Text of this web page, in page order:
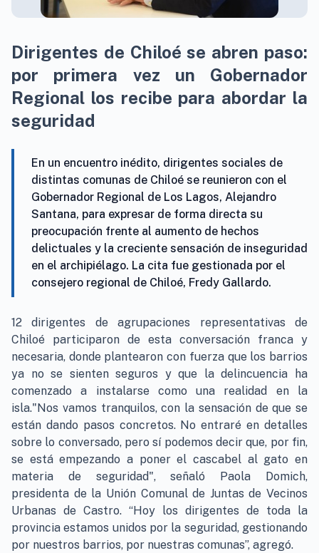
Dirigentes de Chiloé se abren paso:
por primera vez un Gobernador
Regional los recibe para abordar la
seguridad
En un encuentro inédito, dirigentes sociales de
distintas comunas de Chiloé se reunieron con el
Gobernador Regional de Los Lagos, Alejandro
Santana, para expresar de forma directa su
preocupación frente al aumento de hechos
delictuales y la creciente sensación de inseguridad
en el archipiélago. La cita fue gestionada por el
consejero regional de Chiloé, Fredy Gallardo.
12 dirigentes de agrupaciones representativas de
Chiloé participaron de esta conversación franca y
necesaria, donde plantearon con fuerza que los barrios
ya no se sienten seguros y que la delincuencia ha
comenzado a instalarse como una realidad en la
isla."Nos vamos tranquilos, con la sensación de que se
están dando pasos concretos. No entraré en detalles
sobre lo conversado, pero sí podemos decir que, por fin,
se está empezando a poner el cascabel al gato en
materia de seguridad", señaló Paola Domich,
presidenta de la Unión Comunal de Juntas de Vecinos
Urbanas de Castro. “Hoy los dirigentes de toda la
provincia estamos unidos por la seguridad, gestionando
por nuestros barrios, por nuestras comunas”, agregó.